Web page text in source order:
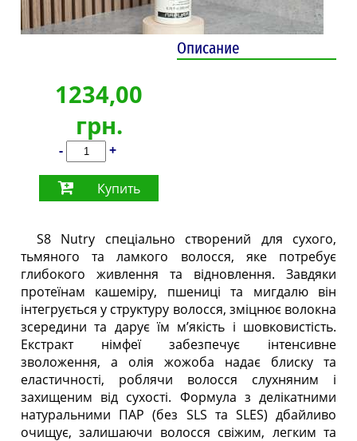
1234,00
грн.
- +
Купить
Описание
S8 Nutry спеціально створений для сухого,
тьмяного та ламкого волосся, яке потребує
глибокого живлення та відновлення. Завдяки
протеїнам кашеміру, пшениці та мигдалю він
інтегрується у структуру волосся, зміцнює волокна
зсередини та дарує їм м’якість і шовковистість.
Екстракт німфеї забезпечує інтенсивне
зволоження, а олія жожоба надає блиску та
еластичності, роблячи волосся слухняним і
захищеним від сухості. Формула з делікатними
натуральними ПАР (без SLS та SLES) дбайливо
очищує, залишаючи волосся свіжим, легким та